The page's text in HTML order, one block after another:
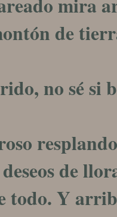
de
no sé si
de
todo. Y